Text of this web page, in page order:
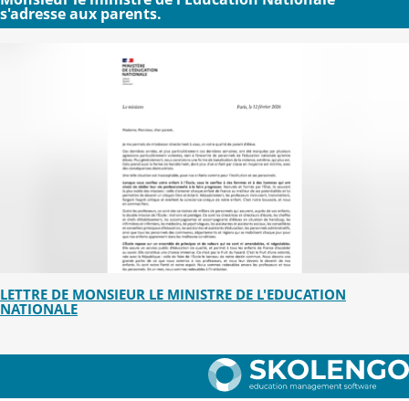
s'adresse aux parents.
LETTRE DE MONSIEUR LE MINISTRE DE L'EDUCATION
NATIONALE